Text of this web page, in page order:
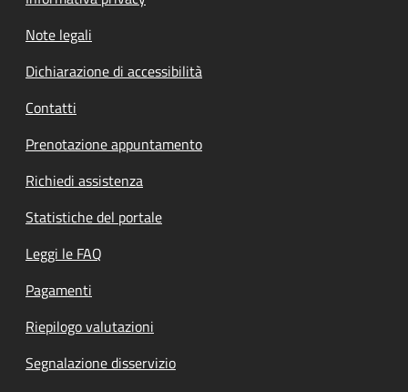
Note legali
Dichiarazione di accessibilità
Contatti
Prenotazione appuntamento
Richiedi assistenza
Statistiche del portale
Leggi le FAQ
Pagamenti
Riepilogo valutazioni
Segnalazione disservizio